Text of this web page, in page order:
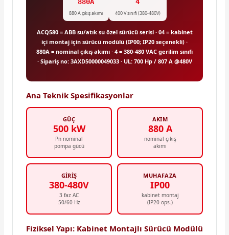
880A
880 A çıkış akımı
4
400 V sınıfı (380-480V)
ACQ580 = ABB su/atık su özel sürücü serisi · 04 = kabinet
içi montaj için sürücü modülü (IP00; IP20 seçenekli) ·
880A = nominal çıkış akımı · 4 = 380-480 VAC gerilim sınıfı
· Sipariş no: 3AXD50000049033 · UL: 700 Hp / 807 A @480V
Ana Teknik Spesifikasyonlar
GÜÇ
500 kW
Pn nominal
pompa gücü
AKIM
880 A
nominal çıkış
akımı
GIRIŞ
380-480V
3 faz AC
50/60 Hz
MUHAFAZA
IP00
kabinet montaj
(IP20 ops.)
Fiziksel Yapı: Kabinet Montajlı Sürücü Modülü